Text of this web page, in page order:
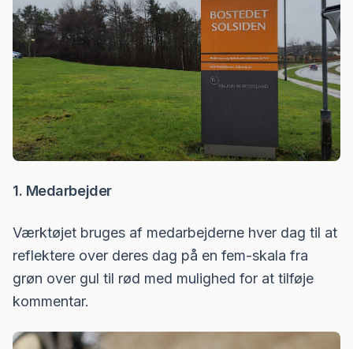
1. Medarbejder
Værktøjet bruges af medarbejderne hver dag til at
reflektere over deres dag på en fem-skala fra
grøn over gul til rød med mulighed for at tilføje
kommentar.